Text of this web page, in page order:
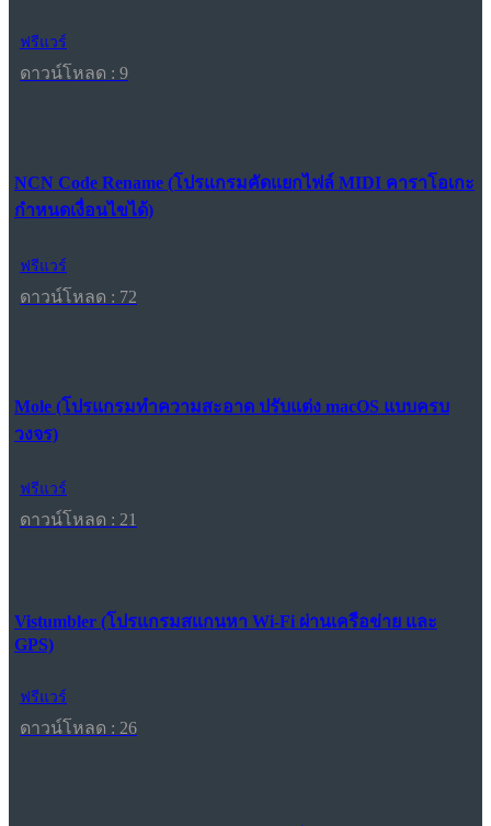
ฟรีแวร์
ดาวน์โหลด : 9
NCN Code Rename (โปรแกรมคัดแยกไฟล์ MIDI คาราโอเกะ
กำหนดเงื่อนไขได้)
ฟรีแวร์
ดาวน์โหลด : 72
Mole (โปรแกรมทำความสะอาด ปรับแต่ง macOS แบบครบ
วงจร)
ฟรีแวร์
ดาวน์โหลด : 21
Vistumbler (โปรแกรมสแกนหา Wi-Fi ผ่านเครือข่าย และ
GPS)
ฟรีแวร์
ดาวน์โหลด : 26